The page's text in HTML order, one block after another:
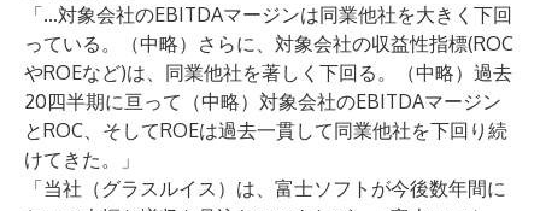
「…対象会社のEBITDAマージンは同業他社を大きく下回
っている。（中略）さらに、対象会社の収益性指標(ROC
やROEなど)は、同業他社を著しく下回る。（中略）過去
20四半期に亘って（中略）対象会社のEBITDAマージン
とROC、そしてROEは過去一貫して同業他社を下回り続
けてきた。」
「当社（グラスルイス）は、富士ソフトが今後数年間に